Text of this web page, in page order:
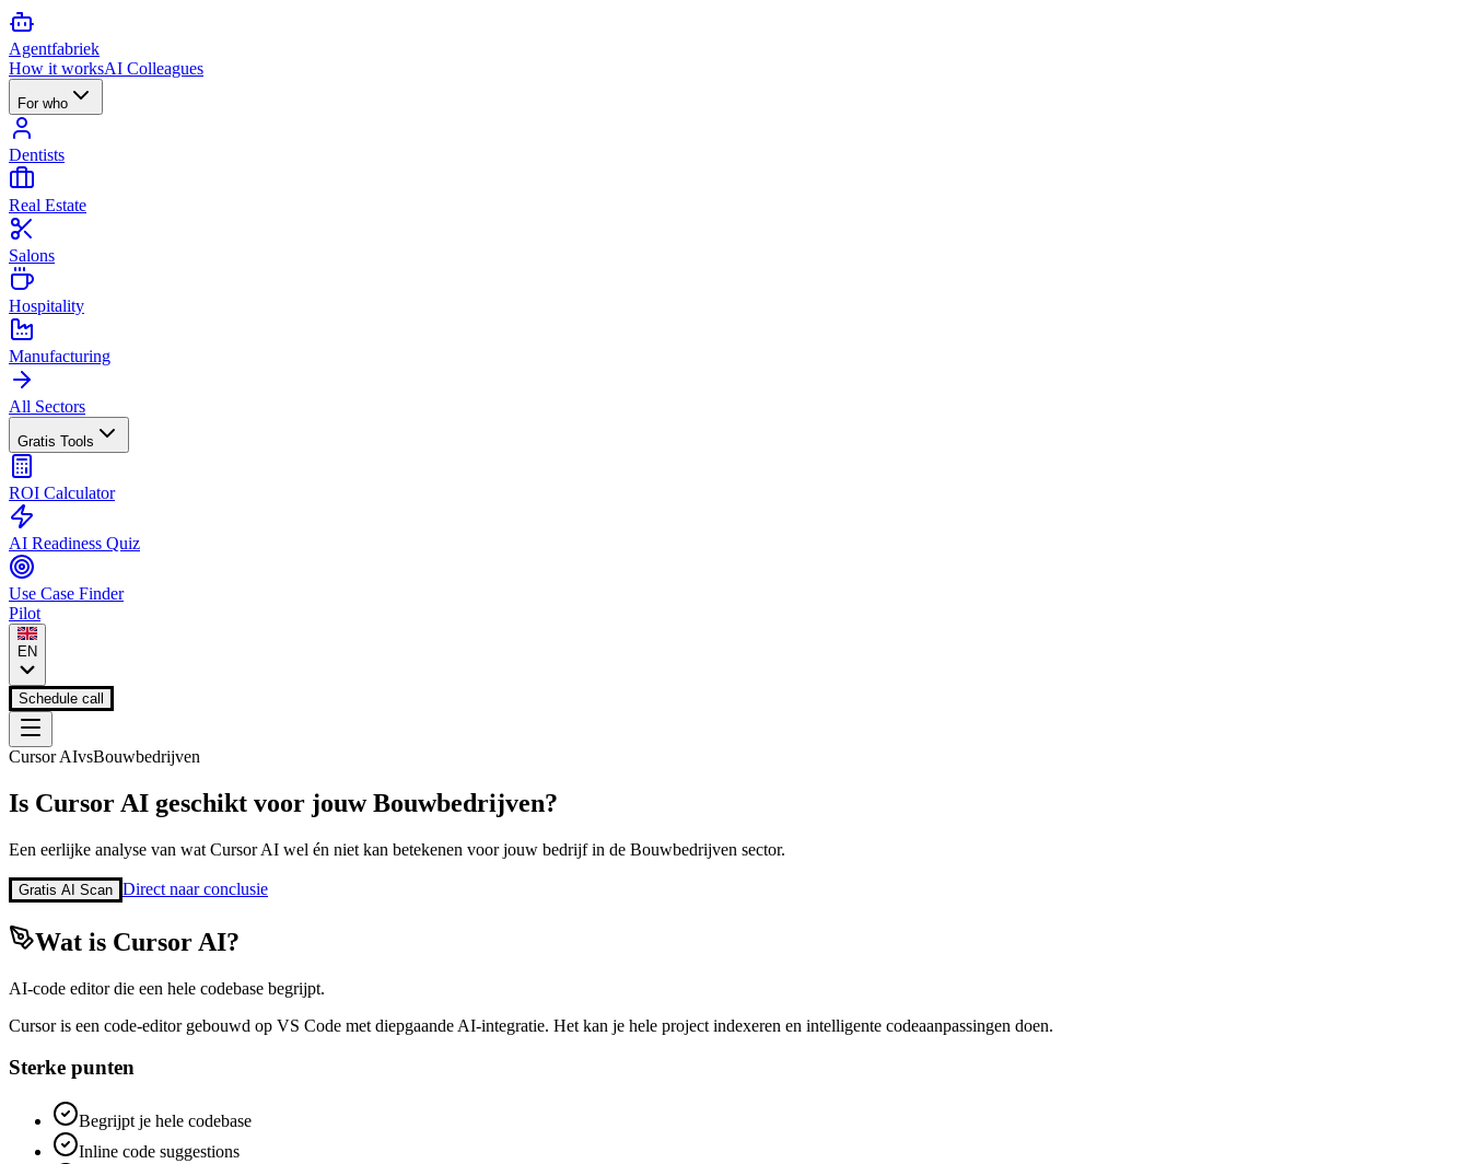
Agentfabriek
How it worksAI Colleagues
For who
Dentists
Real Estate
Salons
Hospitality
Manufacturing
All Sectors
Gratis Tools
ROI Calculator
AI Readiness Quiz
Use Case Finder
Pilot
EN
Schedule call
Cursor AIvsBouwbedrijven
Is Cursor AI geschikt voor jouwBouwbedrijven?
Een eerlijke analyse van wat Cursor AI wel én niet kan betekenen voor jouw bedrijf in de Bouwbedrijven sector.
Gratis AI Scan Direct naar conclusie
Wat is Cursor AI?
AI-code editor die een hele codebase begrijpt.
Cursor is een code-editor gebouwd op VS Code met diepgaande AI-integratie. Het kan je hele project indexeren en intelligente codeaanpassingen doen.
Sterke punten
Begrijpt je hele codebase
Inline code suggestions